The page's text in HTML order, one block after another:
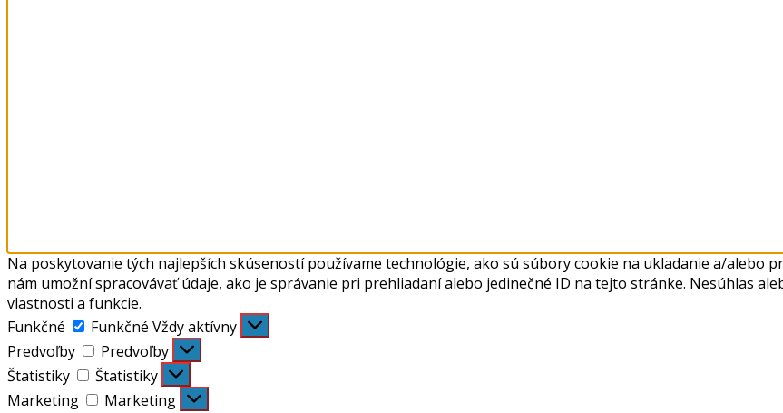
Na poskytovanie tých najlepších skúseností používame technológie, ako sú súbory cookie na ukladanie a/alebo
nám umožní spracovávať údaje, ako je správanie pri prehliadaní alebo jedinečné ID na tejto stránke. Nesúhlas
vlastnosti a funkcie.
Funkčné
Funkčné Vždy aktívny
Predvoľby
Predvoľby
Štatistiky
Štatistiky
Marketing
Marketing